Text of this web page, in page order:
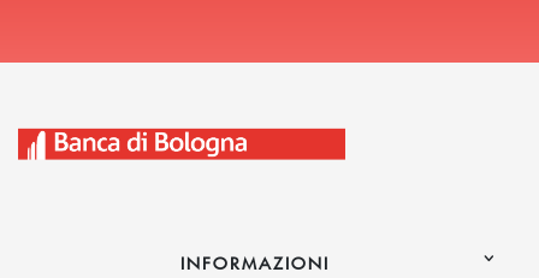
INFORMAZIONI